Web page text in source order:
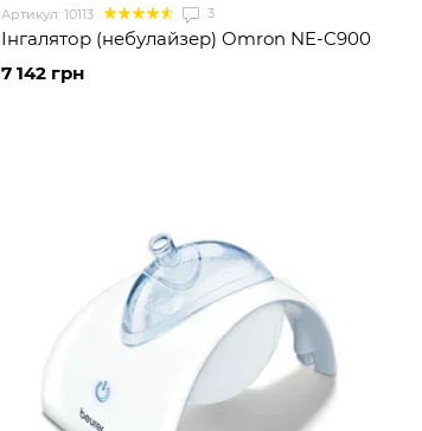
Артикул: 10113 3
Інгалятор (небулайзер) Omron NE-C900
7 142 грн